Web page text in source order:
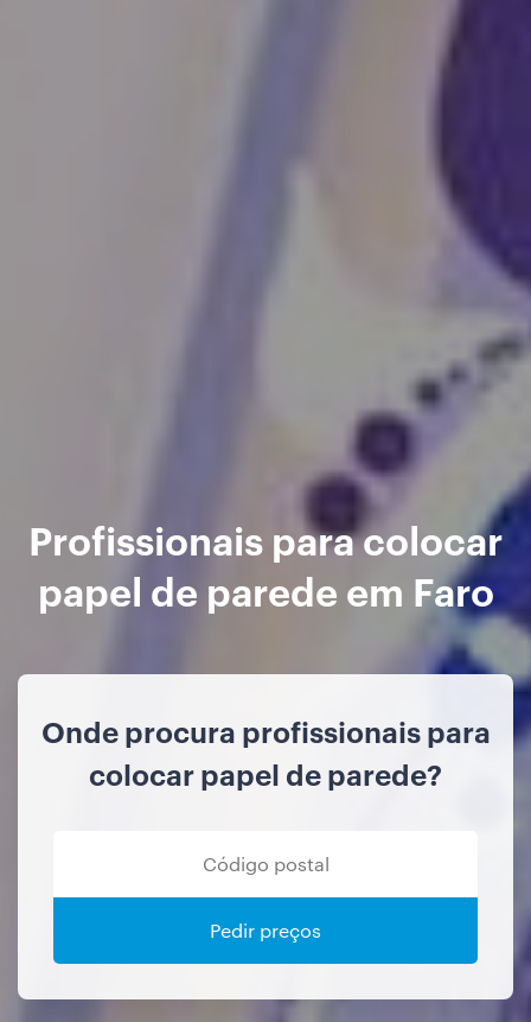
Profissionais para colocar
papel de parede em Faro
Onde procura profissionais para
colocar papel de parede?
Pedir preços